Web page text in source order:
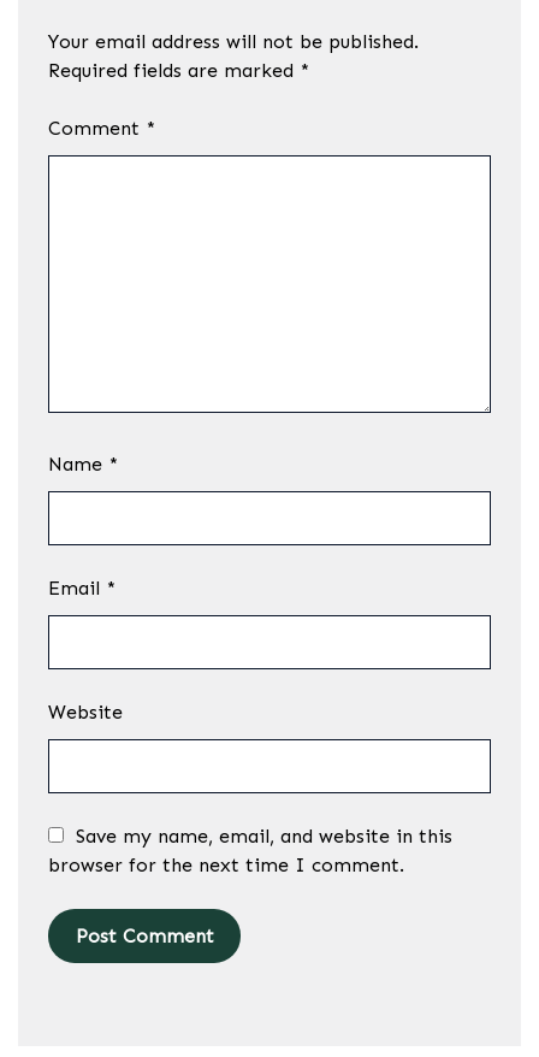
Your email address will not be published.
Required fields are marked *
Comment *
Name *
Email *
Website
Save my name, email, and website in this
browser for the next time I comment.